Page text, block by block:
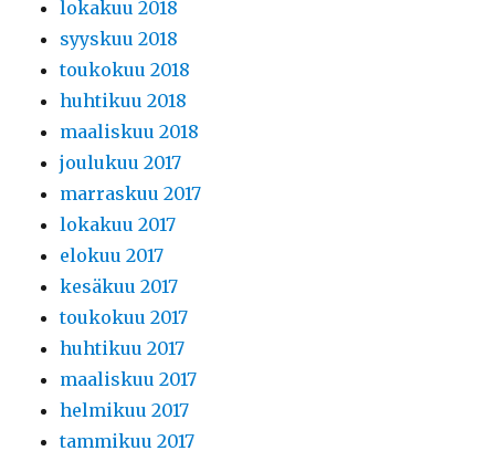
lokakuu 2018
syyskuu 2018
toukokuu 2018
huhtikuu 2018
maaliskuu 2018
joulukuu 2017
marraskuu 2017
lokakuu 2017
elokuu 2017
kesäkuu 2017
toukokuu 2017
huhtikuu 2017
maaliskuu 2017
helmikuu 2017
tammikuu 2017